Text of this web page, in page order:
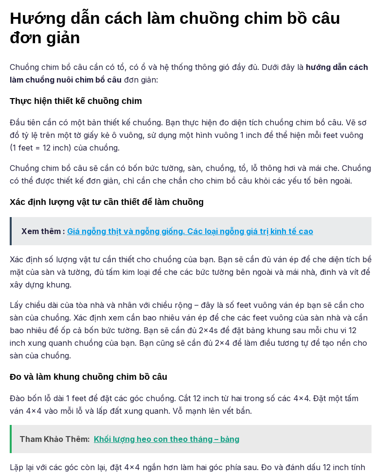
Hướng dẫn cách làm chuồng chim bồ câu
đơn giản
Chuồng chim bồ câu cần có tổ, có ổ và hệ thống thông gió đầy đủ. Dưới đây là hướng dẫn cách
làm chuồng nuôi chim bồ câu đơn giản:
Thực hiện thiết kế chuồng chim
Đầu tiên cần có một bản thiết kế chuồng. Bạn thực hiện đo diện tích chuồng chim bồ câu. Vẽ sơ
đồ tỷ lệ trên một tờ giấy kẻ ô vuông, sử dụng một hình vuông 1 inch để thể hiện mỗi feet vuông
(1 feet = 12 inch) của chuồng.
Chuồng chim bồ câu sẽ cần có bốn bức tường, sàn, chuồng, tổ, lỗ thông hơi và mái che. Chuồng
có thể được thiết kế đơn giản, chỉ cần che chắn cho chim bồ câu khỏi các yếu tố bên ngoài.
Xác định lượng vật tư cần thiết để làm chuồng
Xem thêm : Giá ngỗng thịt và ngỗng giống. Các loại ngỗng giá trị kinh tế cao
Xác định số lượng vật tư cần thiết cho chuồng của bạn. Bạn sẽ cần đủ ván ép để che diện tích bề
mặt của sàn và tường, đủ tấm kim loại để che các bức tường bên ngoài và mái nhà, đinh và vít để
xây dựng khung.
Lấy chiều dài của tòa nhà và nhân với chiều rộng – đây là số feet vuông ván ép bạn sẽ cần cho
sàn của chuồng. Xác định xem cần bao nhiêu ván ép để che các feet vuông của sàn nhà và cần
bao nhiêu để ốp cả bốn bức tường. Bạn sẽ cần đủ 2x4s để đặt bảng khung sau mỗi chu vi 12
inch xung quanh chuồng của bạn. Bạn cũng sẽ cần đủ 2×4 để làm điều tương tự để tạo nền cho
sàn của chuồng.
Đo và làm khung chuồng chim bồ câu
Đào bốn lỗ dài 1 feet để đặt các góc chuồng. Cắt 12 inch từ hai trong số các 4×4. Đặt một tấm
ván 4×4 vào mỗi lỗ và lấp đất xung quanh. Vỗ mạnh lên vết bẩn.
Tham Khảo Thêm: Khối lượng heo con theo tháng – bảng
Lặp lại với các góc còn lại, đặt 4×4 ngắn hơn làm hai góc phía sau. Đo và đánh dấu 12 inch tính